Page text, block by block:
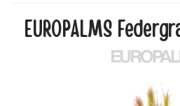
EUROPALMS